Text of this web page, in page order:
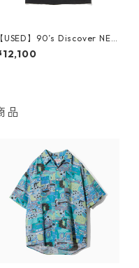
【USED】90’s Discover NEO
T-Shirt Black
品